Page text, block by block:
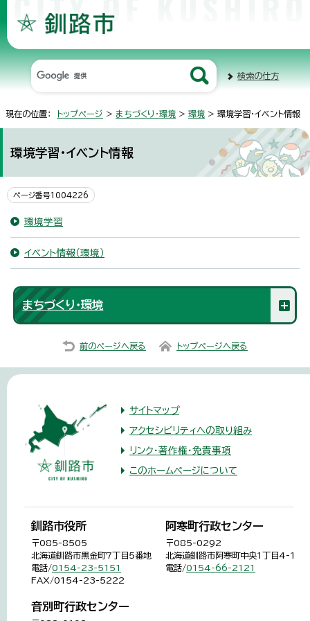
検索の仕方
現在の位置： トップページ > まちづくり・環境 > 環境 > 環境学習・イベント情報
環境学習・イベント情報
ページ番号1004226
環境学習
イベント情報（環境）
まちづくり・環境
前のページへ戻る トップページへ戻る
サイトマップ
アクセシビリティへの取り組み
リンク・著作権・免責事項
このホームページについて
釧路市役所
〒085-8505
北海道釧路市黒金町7丁目5番地
電話/0154-23-5151
FAX/0154-23-5222
阿寒町行政センター
〒085-0292
北海道釧路市阿寒町中央1丁目4-1
電話/0154-66-2121
音別町行政センター